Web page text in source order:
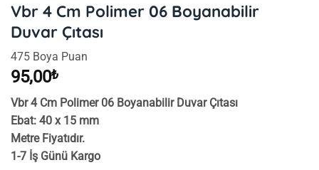
Vbr 4 Cm Polimer 06 Boyanabilir
Duvar Çıtası
475 Boya Puan
95,00₺
Vbr 4 Cm Polimer 06 Boyanabilir Duvar Çıtası
Ebat: 40 x 15 mm
Metre Fiyatıdır.
1-7 İş Günü Kargo